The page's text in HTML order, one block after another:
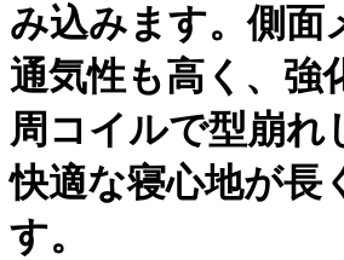
み込みます。側面
通気性も高く、強
周コイルで型崩れ
快適な寝心地が長
す。